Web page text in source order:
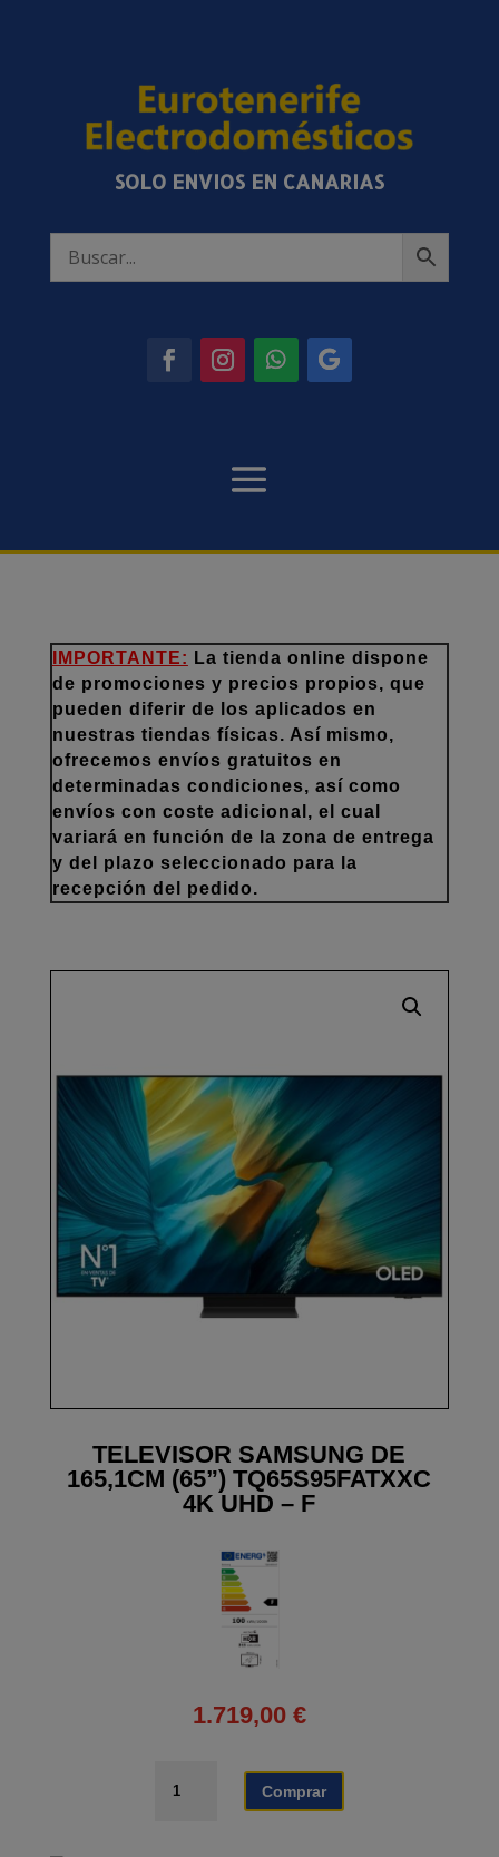
SOLO ENVIOS EN CANARIAS
IMPORTANTE: La tienda online dispone
de promociones y precios propios, que
pueden diferir de los aplicados en
nuestras tiendas físicas. Así mismo,
ofrecemos envíos gratuitos en
determinadas condiciones, así como
envíos con coste adicional, el cual
variará en función de la zona de entrega
y del plazo seleccionado para la
recepción del pedido.
TELEVISOR SAMSUNG DE
165,1CM (65”) TQ65S95FATXXC
4K UHD – F
1.719,00 €
TELEVISOR
SAMSUNG
Comprar